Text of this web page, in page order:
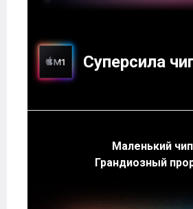
Суперсила
Маленький
Грандиозный